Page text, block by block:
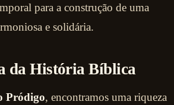
para a construção de uma
e solidária.
da História Bíblica
Pródigo, encontramos uma riqueza